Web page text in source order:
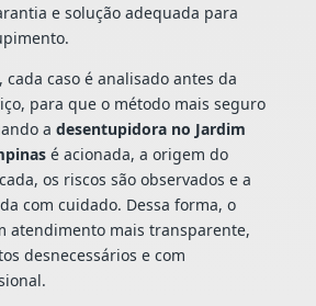
e solução adequada para
cada caso é analisado antes da
para que o método mais seguro
a desentupidora no Jardim
é acionada, a origem do
os riscos são observados e a
com cuidado. Dessa forma, o
atendimento mais transparente,
desnecessários e com